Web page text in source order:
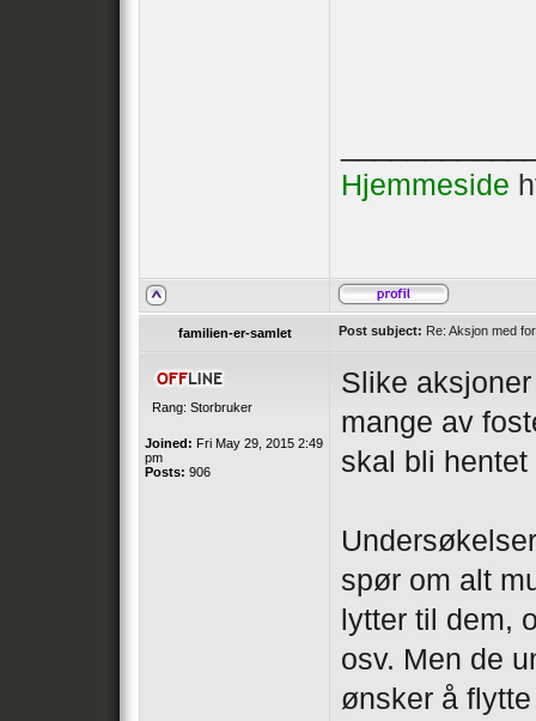
Hjemmeside
familien-er-samlet Post subject: Re: Aksjon med
Rang: Storbruker
Joined: Fri May 29, 2015 2:49
pm
Posts: 906
Slike
mange av
skal bli
spør om alt
lytter til dem,
osv. Men de
ønsker å